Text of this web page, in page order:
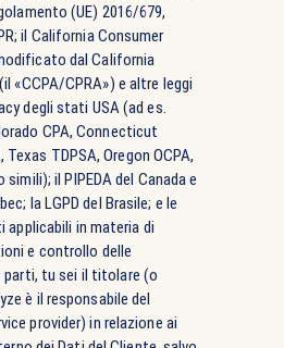
(UE) 2016/679,
il California Consumer
dal California
«CCPA/CPRA») e altre leggi
degli stati USA (ad es.
CPA, Connecticut
Texas TDPSA, Oregon OCPA,
il PIPEDA del Canada e
la LGPD del Brasile; e le
applicabili in materia di
e controllo delle
parti, tu sei il titolare (o
è il responsabile del
provider) in relazione ai